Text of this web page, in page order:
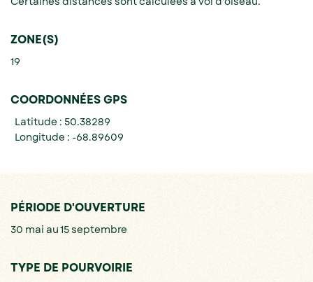
ZONE(S)
19
COORDONNÉES GPS
Latitude : 50.38289
Longitude : -68.89609
PÉRIODE D'OUVERTURE
30 mai au 15 septembre
TYPE DE POURVOIRIE